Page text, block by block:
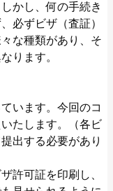
かし、何の手続き
必ずビザ（査証）
な種類があり、そ
ります。
います。今回のコ
たします。（各ビ
出する必要があり
許可証を印刷し、